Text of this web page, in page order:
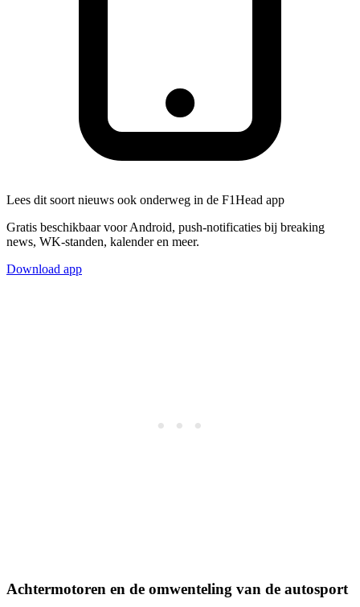
Lees dit soort nieuws ook onderweg in de F1Head app
Gratis beschikbaar voor Android, push-notificaties bij breaking
news, WK-standen, kalender en meer.
Download app
Achtermotoren en de omwenteling van de autosport